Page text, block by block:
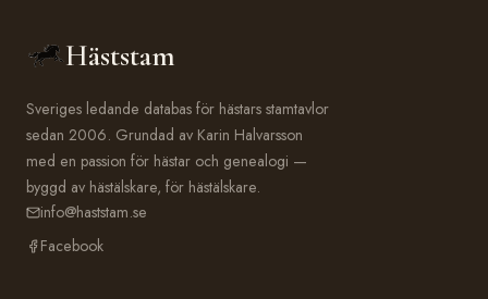
Häststam
Sveriges ledande databas för hästars stamtavlor
sedan 2006. Grundad av Karin Halvarsson
med en passion för hästar och genealogi —
byggd av hästälskare, för hästälskare.
info@haststam.se
Facebook